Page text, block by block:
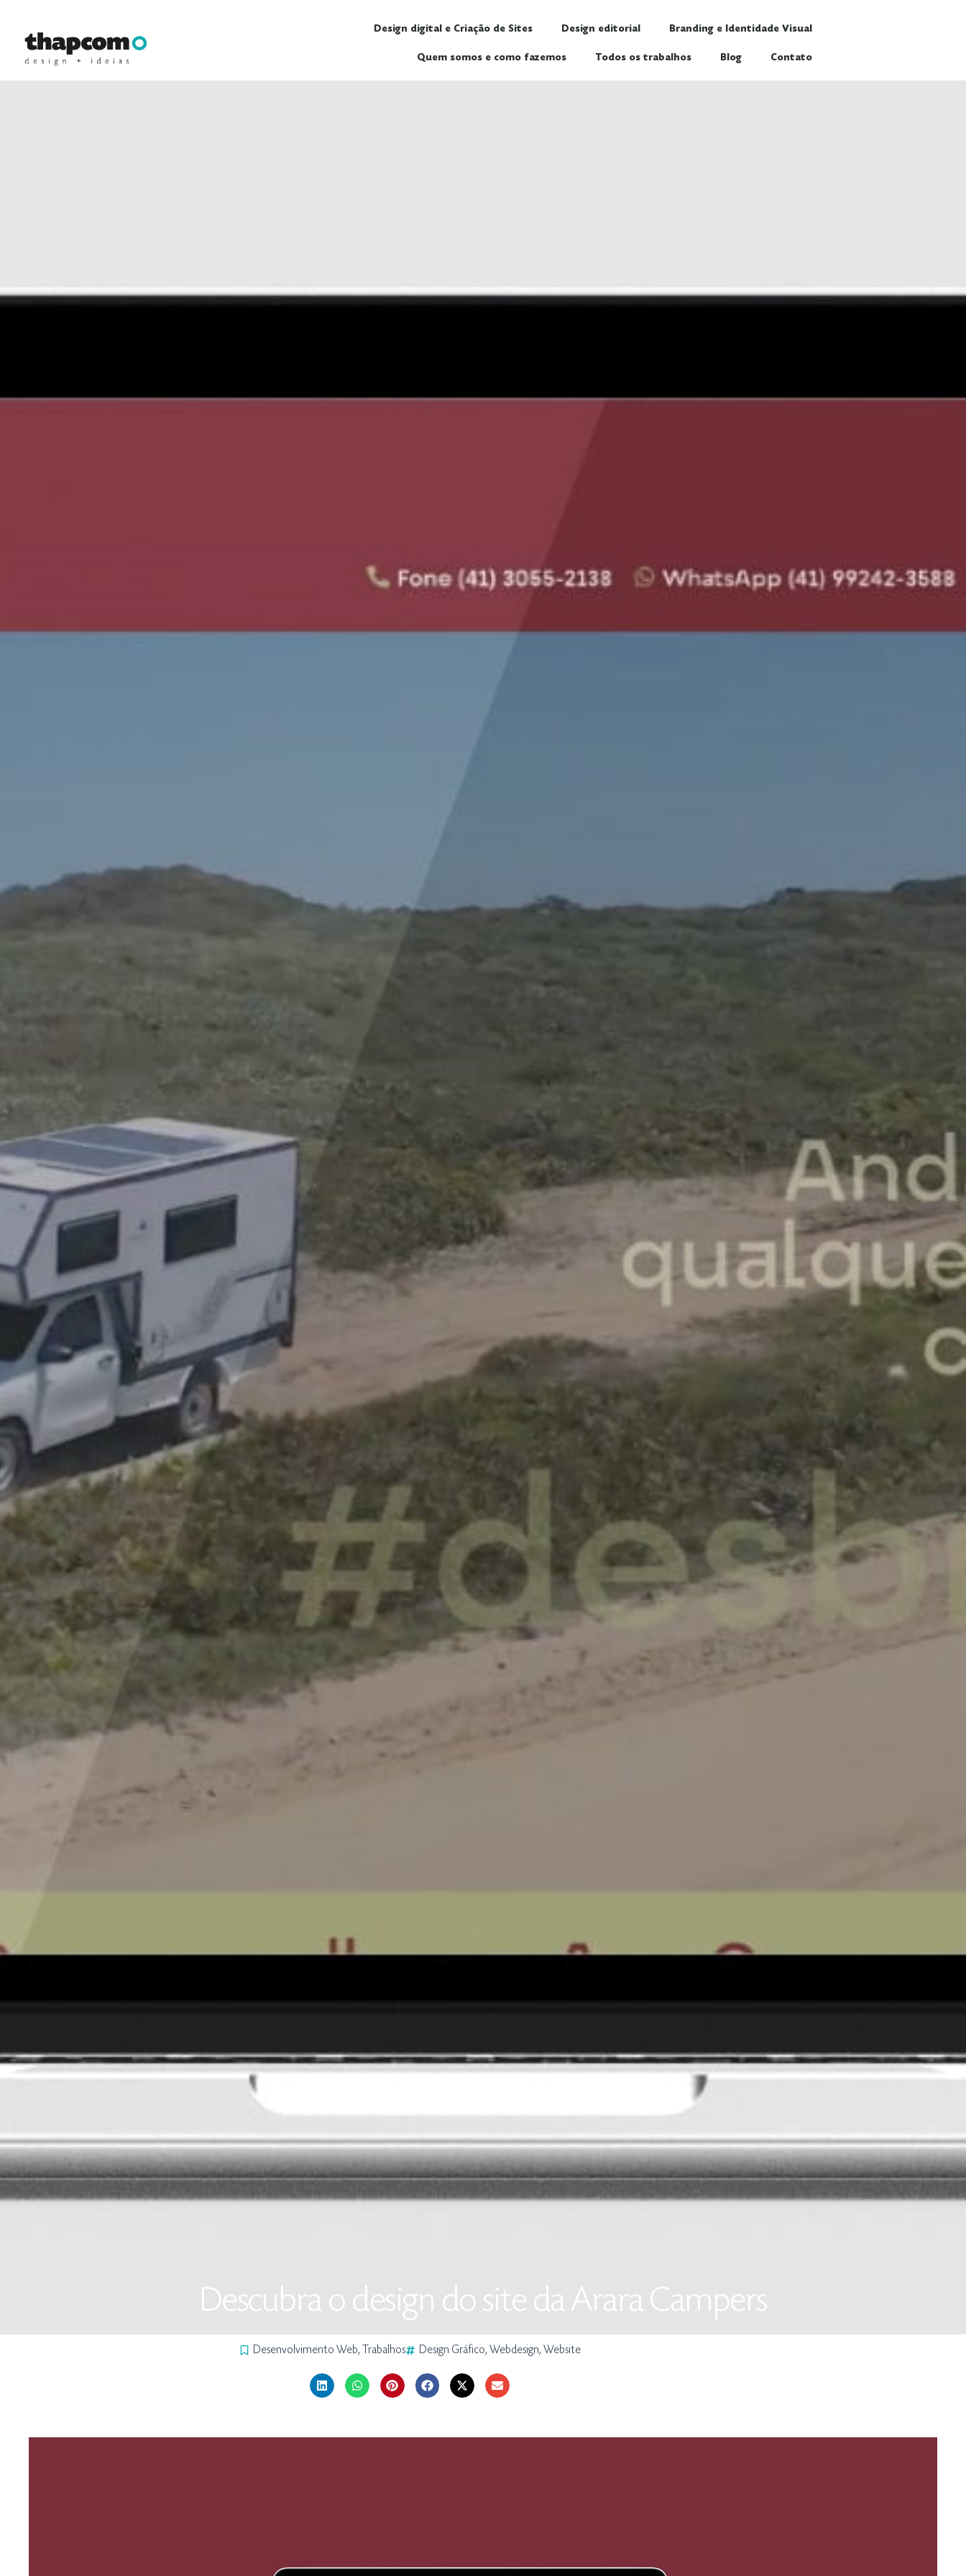
Design digital e Criação de Sites Design editorial Branding e Identidade Visual
Quem somos e como fazemos Todos os trabalhos Blog Contato
Descubra o design do site da Arara Campers
Desenvolvimento Web, Trabalhos Design Gráfico,Webdesign,Website